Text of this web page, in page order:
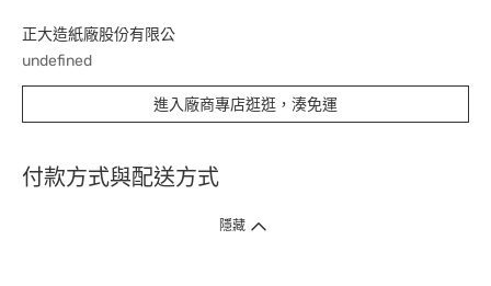
正大造紙廠股份有限公
undefined
進入廠商專店逛逛，湊免運
付款方式與配送方式
隱藏